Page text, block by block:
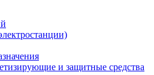
и защитные средства